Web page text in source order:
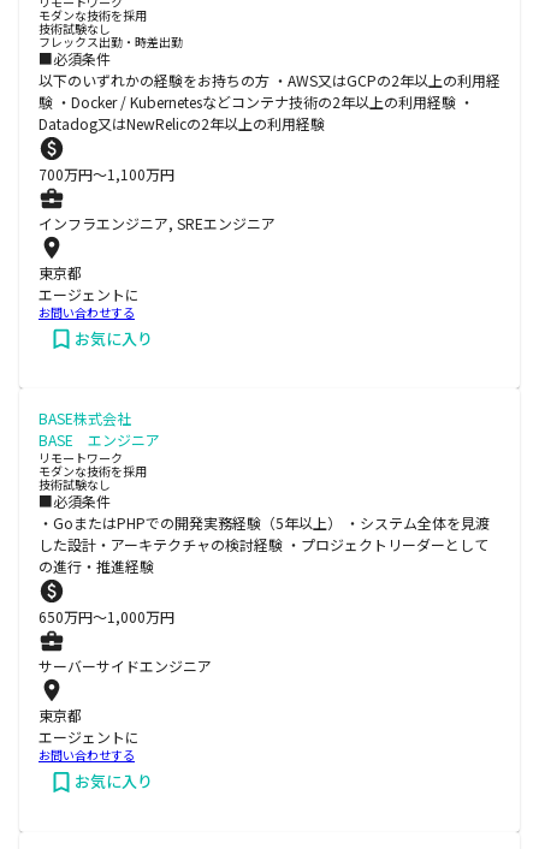
モダンな技術を採用
技術試験なし
フレックス出勤・時差出勤
■必須条件
以下のいずれかの経験をお持ちの方 ・AWS又はGCPの2年以上の利用経
験 ・Docker / Kubernetesなどコンテナ技術の2年以上の利用経験 ・
Datadog又はNewRelicの2年以上の利用経験
700万円〜1,100万円
インフラエンジニア, SREエンジニア
東京都
エージェントに
お問い合わせする
お気に入り
BASE株式会社
BASE エンジニア
リモートワーク
モダンな技術を採用
技術試験なし
■必須条件
・GoまたはPHPでの開発実務経験（5年以上） ・システム全体を見渡
した設計・アーキテクチャの検討経験 ・プロジェクトリーダーとして
の進行・推進経験
650万円〜1,000万円
サーバーサイドエンジニア
東京都
エージェントに
お問い合わせする
お気に入り